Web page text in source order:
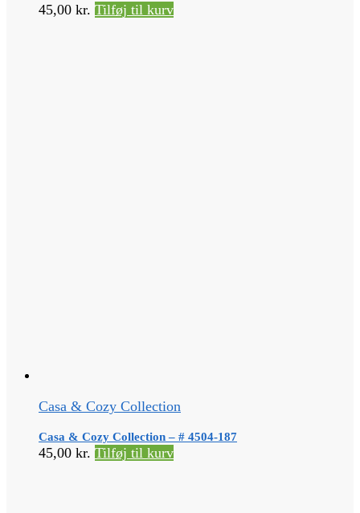
45,00 kr. Tilføj til kurv
Casa & Cozy Collection
Casa & Cozy Collection – # 4504-187
45,00 kr. Tilføj til kurv